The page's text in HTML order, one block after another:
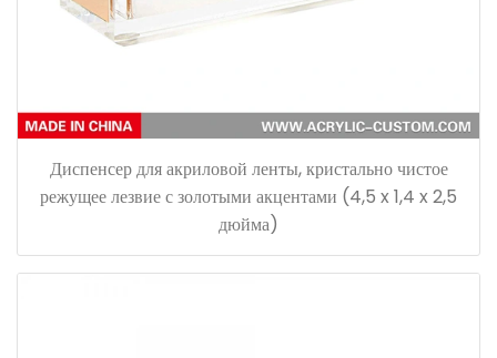
Диспенсер для акриловой ленты, кристально чистое
режущее лезвие с золотыми акцентами (4,5 x 1,4 x 2,5
дюйма)